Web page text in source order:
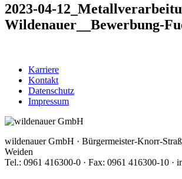
2023-04-
Wildenauer__Bewerbung-
Karriere
Kontakt
Datenschutz
Impressum
wildenauer GmbH · Bürgermeister-Knorr-
Weiden
Tel.: 0961 416300-0 · Fax: 0961 416300-10 ·